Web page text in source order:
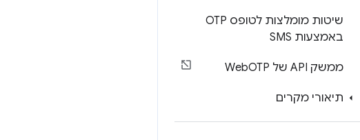
שיטות מומלצות לטופס OTP
באמצעות SMS
ממשק API של Web OTP
תיאורי מקרים